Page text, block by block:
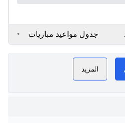
جدول مواعيد مباريات
مصر في أولمبياد باريس
2024 الشرق رياضة
PLAY NOW
الاولمبي
المزيد